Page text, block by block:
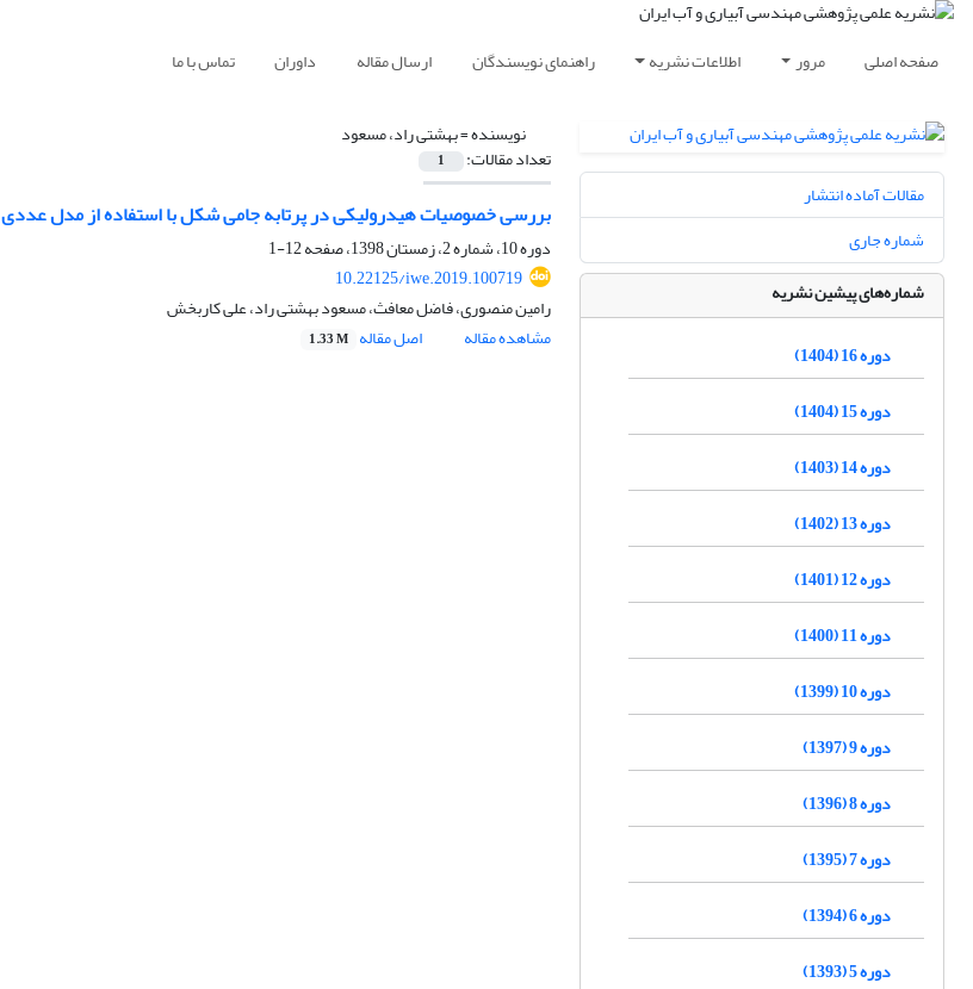
صفحه اصلی مرور اطلاعات نشریه راهنمای نویسندگان ارسال مقاله داوران تماس با ما
نویسنده =بهشتی راد، مسعود
تعداد مقالات: 1
بررسی خصوصیات هیدرولیکی در پرتابه جامی شکل با استفاده از مدل عددی
دوره 10، شماره 2، زمستان 1398، صفحه
12-1
10.22125/iwe.2019.100719
رامین منصوری، فاضل معافث، مسعود بهشتی راد، علی کاربخش
مشاهده مقاله
اصل مقاله 1.33 M
مقالات آماده انتشار
شماره جاری
شماره‌های پیشین نشریه
دوره 16 (1404)
دوره 15 (1404)
دوره 14 (1403)
دوره 13 (1402)
دوره 12 (1401)
دوره 11 (1400)
دوره 10 (1399)
دوره 9 (1397)
دوره 8 (1396)
دوره 7 (1395)
دوره 6 (1394)
دوره 5 (1393)